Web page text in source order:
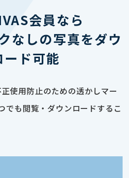
会員なら
なしの写真をダウ
ード可能
使用防止のための透かしマー
でも閲覧・ダウンロードするこ